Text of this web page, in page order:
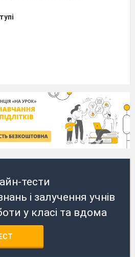
тести
і залучення учнів
у класі та вдома